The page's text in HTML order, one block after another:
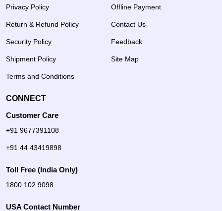
Privacy Policy
Return & Refund Policy
Security Policy
Shipment Policy
Terms and Conditions
Offline Payment
Contact Us
Feedback
Site Map
CONNECT
Customer Care
+91 9677391108
+91 44 43419898
Toll Free (India Only)
1800 102 9098
USA Contact Number